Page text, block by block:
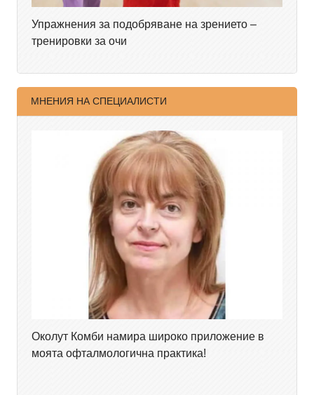
Упражнения за подобряване на зрението –
тренировки за очи
МНЕНИЯ НА СПЕЦИАЛИСТИ
Околут Комби намира широко приложение в
моята офталмологична практика!